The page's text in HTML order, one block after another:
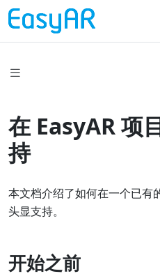
在 EasyAR 项
持
本文档介绍了如何在一个已有
头显支持。
开始之前